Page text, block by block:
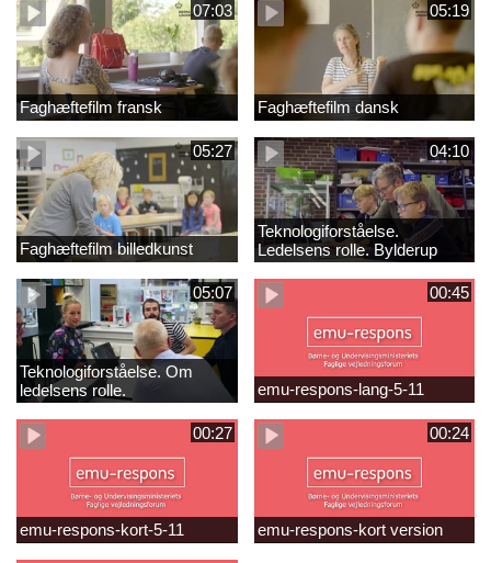
07:03
Faghæftefilm fransk
05:19
Faghæftefilm dansk
05:27
Faghæftefilm billedkunst
04:10
Teknologiforståelse.
Ledelsens rolle. Bylderup
Skole
05:07
Teknologiforståelse. Om
ledelsens rolle.
Sofiendalskolen
00:45
emu-respons-lang-5-11
00:27
emu-respons-kort-5-11
00:24
emu-respons-kort version